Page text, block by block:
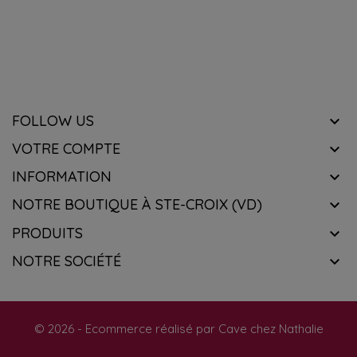
FOLLOW US 
VOTRE COMPTE 
INFORMATION 
NOTRE BOUTIQUE À STE-CROIX (VD) 
PRODUITS 
NOTRE SOCIÉTÉ 
© 2026 - Ecommerce réalisé par Cave chez Nathalie